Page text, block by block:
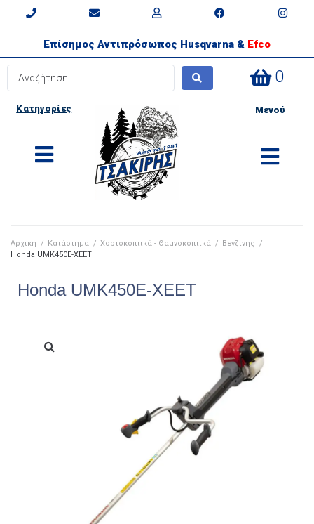
Επίσημος Αντιπρόσωπος Husqvarna & Efco
0
Κατηγορίες Μενού
Αρχική / Κατάστημα / Χορτοκοπτικά - Θαμνοκοπτικά / Βενζίνης /
Honda UMK450E-XEET
Honda UMK450E-XEET